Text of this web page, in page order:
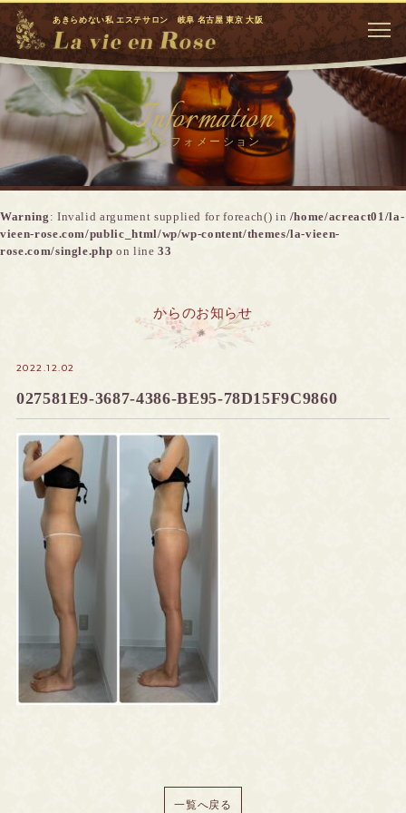
あきらめない私 エステサロン 岐阜 名古屋 東京 大阪
Information
インフォメーション
Warning : Invalid argument supplied for foreach() in /home/acreact01/la-
vieen-rose.com/public_html/wp/wp-content/themes/la-vieen-
rose.com/single.php on line33
からのお知らせ
2022.12.02
027581E9-3687-4386-BE95-78D15F9C9860
一覧へ戻る